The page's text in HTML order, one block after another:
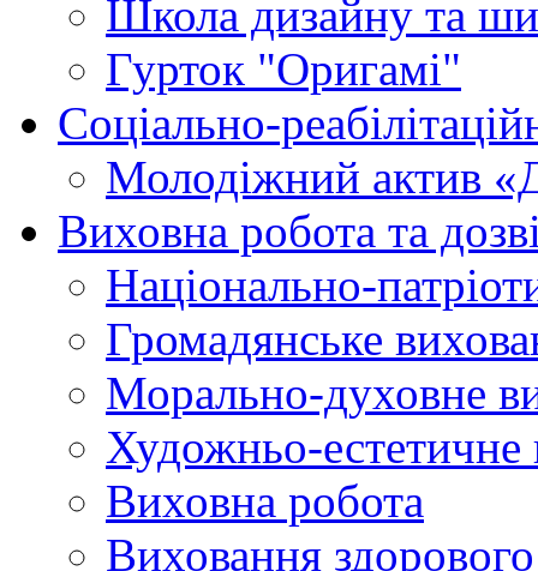
Школа дизайну та
Гурток "Оригамі"
Соціально-
Молодіжний актив
Виховна робота та
Національно-
Громадянське
Морально-духовне
Художньо-естетичне
Виховна робота
Виховання